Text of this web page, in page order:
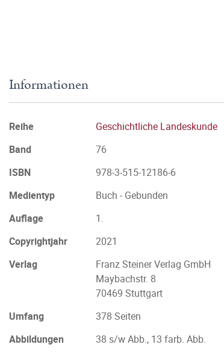
Informationen
Reihe
Geschichtliche Landeskunde
Band
76
ISBN
978-3-515-12186-6
Medientyp
Buch - Gebunden
Auflage
1.
Copyrightjahr
2021
Verlag
Franz Steiner Verlag GmbH
Maybachstr. 8
70469 Stuttgart
Umfang
378 Seiten
Abbildungen
38 s/w Abb., 13 farb. Abb.